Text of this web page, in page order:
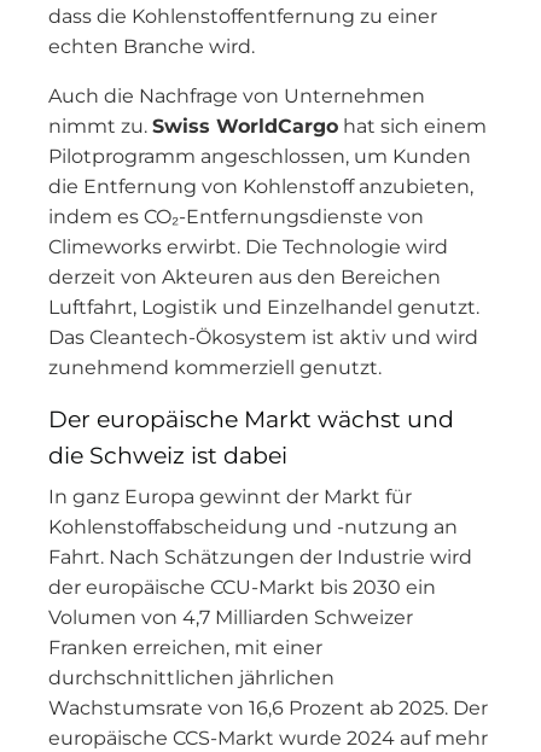
dass die Kohlenstoffentfernung zu einer
echten Branche wird.
Auch die Nachfrage von Unternehmen
nimmt zu. Swiss WorldCargo hat sich einem
Pilotprogramm angeschlossen, um Kunden
die Entfernung von Kohlenstoff anzubieten,
indem es CO₂-Entfernungsdienste von
Climeworks erwirbt. Die Technologie wird
derzeit von Akteuren aus den Bereichen
Luftfahrt, Logistik und Einzelhandel genutzt.
Das Cleantech-Ökosystem ist aktiv und wird
zunehmend kommerziell genutzt.
Der europäische Markt wächst und
die Schweiz ist dabei
In ganz Europa gewinnt der Markt für
Kohlenstoffabscheidung und -nutzung an
Fahrt. Nach Schätzungen der Industrie wird
der europäische CCU-Markt bis 2030 ein
Volumen von 4,7 Milliarden Schweizer
Franken erreichen, mit einer
durchschnittlichen jährlichen
Wachstumsrate von 16,6 Prozent ab 2025. Der
europäische CCS-Markt wurde 2024 auf mehr